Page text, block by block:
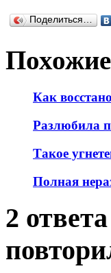
Поделиться…
Как
Разлюбила
Такое
Полная
2